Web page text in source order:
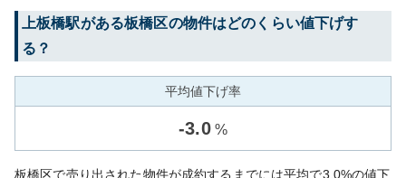
上板橋駅がある板橋区の物件はどのくらい値下げす
る？
平均値下げ率
-3.0 %
板橋区で売り出された物件が成約するまでには平均で3.0%の値下